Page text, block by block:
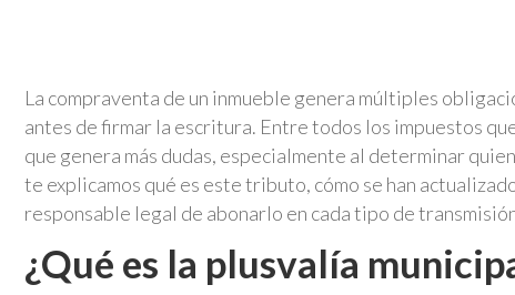
La compraventa de un inmueble genera múltiples
antes de firmar la escritura. Entre todos los impuestos
que genera más dudas, especialmente al determinar
te explicamos qué es este tributo, cómo se han
responsable legal de abonarlo en cada tipo de
¿Qué es la plusvalía